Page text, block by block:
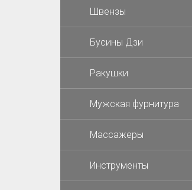
Швензы
Бусины Дзи
Ракушки
Мужская фурнитура
Массажеры
Инструменты